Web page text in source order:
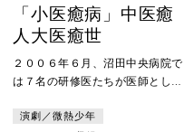
「小医癒病」中医癒
人大医癒世
２００６年６月、沼田中央病院で
は７名の研修医たちが医師として
日々切磋琢磨している。１年目研
演劇／微熱少年